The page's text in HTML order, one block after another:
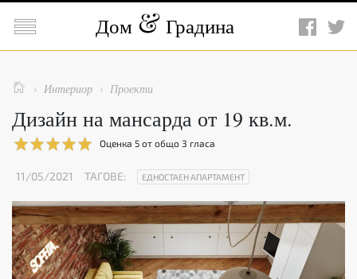
 Дом Градина
  Интериор  Проекти
Дизайн на мансарда от 19 кв.м.
Оценка 5 от общо 3 гласа
11/05/2021 ТАГОВЕ: ЕДНОСТАЕН АПАРТАМЕНТ